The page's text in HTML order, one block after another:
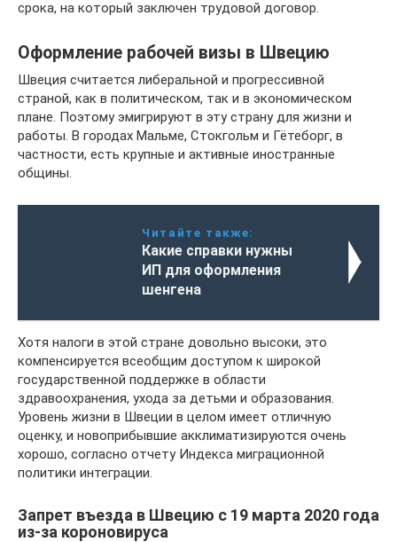
срока, на который заключен трудовой договор.
Оформление рабочей визы в Швецию
Швеция считается либеральной и прогрессивной
страной, как в политическом, так и в экономическом
плане. Поэтому эмигрируют в эту страну для жизни и
работы. В городах Мальме, Стокгольм и Гётеборг, в
частности, есть крупные и активные иностранные
общины.
Читайте также:
Какие справки нужны
ИП для оформления
шенгена
Хотя налоги в этой стране довольно высоки, это
компенсируется всеобщим доступом к широкой
государственной поддержке в области
здравоохранения, ухода за детьми и образования.
Уровень жизни в Швеции в целом имеет отличную
оценку, и новоприбывшие акклиматизируются очень
хорошо, согласно отчету Индекса миграционной
политики интеграции.
Запрет въезда в Швецию с 19 марта 2020 года
из-за короновируса